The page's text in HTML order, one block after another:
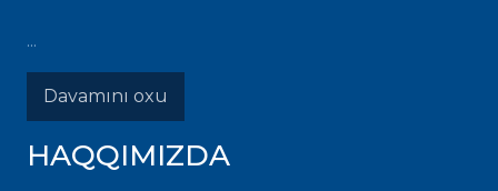
...
Davamını oxu
HAQQIMIZDA